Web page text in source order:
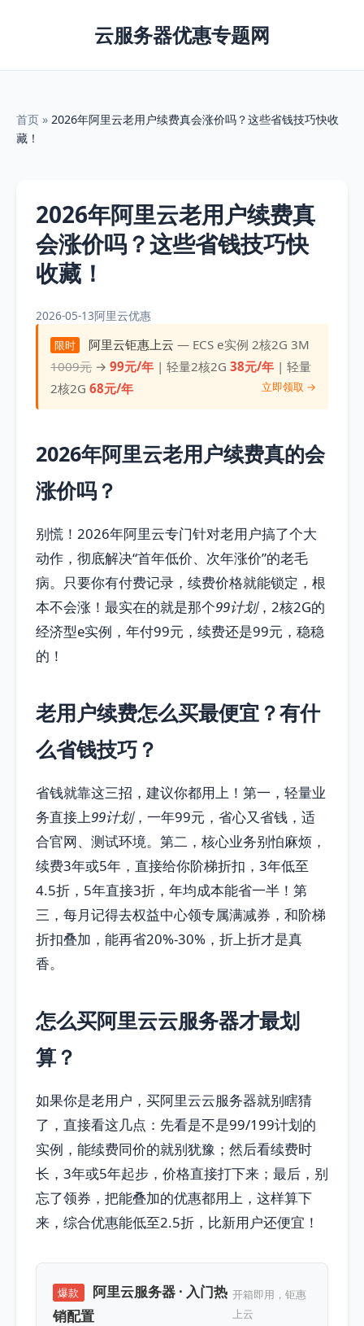
云服务器优惠专题网
首页 » 2026年阿里云老用户续费真会涨价吗？这些省钱技巧快收
藏！
2026年阿里云老用户续费真
会涨价吗？这些省钱技巧快
收藏！
2026-05-13阿里云优惠
限时 阿里云钜惠上云 — ECS e实例 2核2G 3M
1009元 →99元/年 | 轻量2核2G38元/年 | 轻量
2核2G68元/年 立即领取 →
2026年阿里云老用户续费真的会
涨价吗？
别慌！2026年阿里云专门针对老用户搞了个大
动作，彻底解决“首年低价、次年涨价”的老毛
病。只要你有付费记录，续费价格就能锁定，根
本不会涨！最实在的就是那个99计划，2核2G的
经济型e实例，年付99元，续费还是99元，稳稳
的！
老用户续费怎么买最便宜？有什
么省钱技巧？
省钱就靠这三招，建议你都用上！第一，轻量业
务直接上99计划，一年99元，省心又省钱，适
合官网、测试环境。第二，核心业务别怕麻烦，
续费3年或5年，直接给你阶梯折扣，3年低至
4.5折，5年直接3折，年均成本能省一半！第
三，每月记得去权益中心领专属满减券，和阶梯
折扣叠加，能再省20%-30%，折上折才是真
香。
怎么买阿里云云服务器才最划
算？
如果你是老用户，买阿里云云服务器就别瞎猜
了，直接看这几点：先看是不是99/199计划的
实例，能续费同价的就别犹豫；然后看续费时
长，3年或5年起步，价格直接打下来；最后，别
忘了领券，把能叠加的优惠都用上，这样算下
来，综合优惠能低至2.5折，比新用户还便宜！
爆款
阿里云服务器 · 入门热
销配置
开箱即用，钜惠
上云